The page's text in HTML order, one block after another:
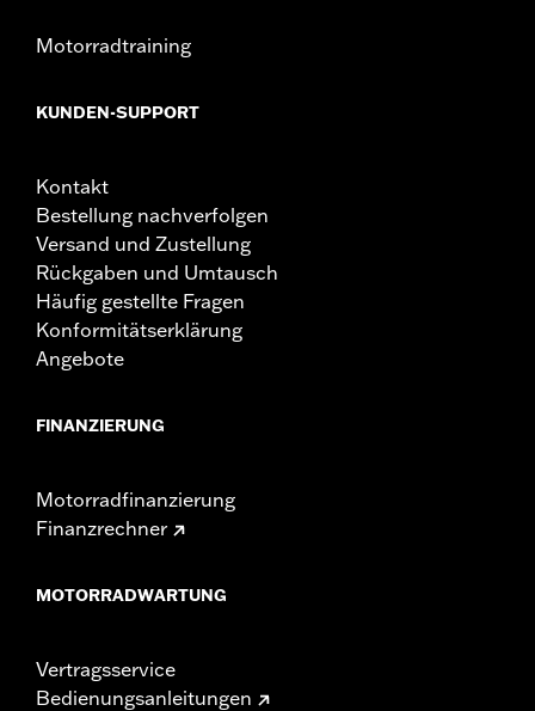
Motorradtraining
KUNDEN-SUPPORT
Kontakt
Bestellung nachverfolgen
Versand und Zustellung
Rückgaben und Umtausch
Häufig gestellte Fragen
Konformitätserklärung
Angebote
FINANZIERUNG
Motorradfinanzierung
Finanzrechner
MOTORRADWARTUNG
Vertragsservice
Bedienungsanleitungen